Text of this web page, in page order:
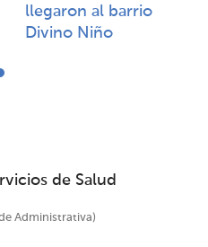
llegaron al barrio
Divino Niño
de Salud
Administrativa)